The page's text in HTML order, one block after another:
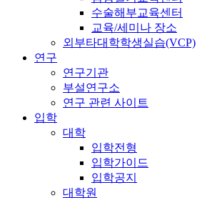
수술해부교육센터
교육/세미나 장소
외부타대학학생실습(VCP)
연구
연구기관
부설연구소
연구 관련 사이트
입학
대학
입학전형
입학가이드
입학공지
대학원